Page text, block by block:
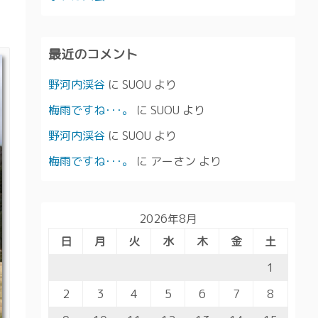
最近のコメント
野河内渓谷 に SUOU より
梅雨ですね･･･。
に SUOU より
野河内渓谷 に SUOU より
梅雨ですね･･･。
に アーさン より
2026年8月
日
月 火 水 木 金
土
1
2
3 4 5 6 7
8